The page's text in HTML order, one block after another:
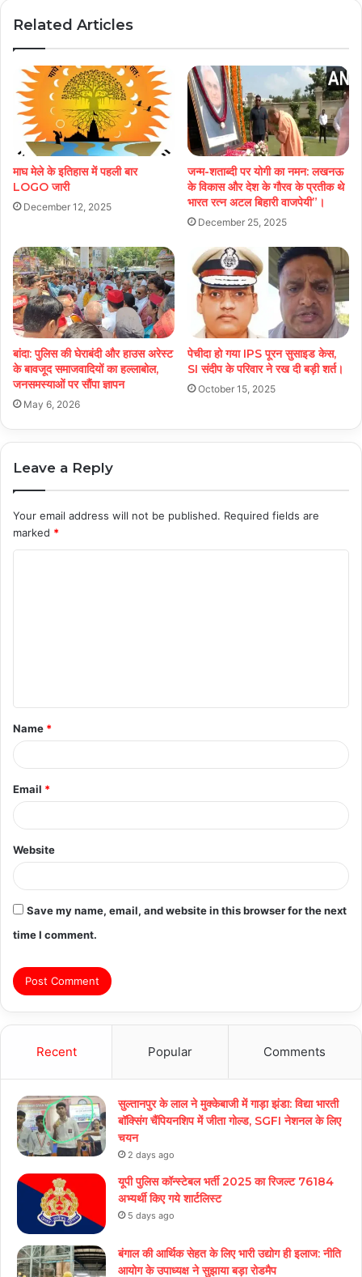
Related Articles
माघ मेले के इतिहास में पहली बार
LOGO जारी
December 12, 2025
जन्म-शताब्दी पर योगी का नमन: लखनऊ
के विकास और देश के गौरव के प्रतीक थे
भारत रत्न अटल बिहारी वाजपेयी”।
December 25, 2025
बांदा: पुलिस की घेराबंदी और हाउस अरेस्ट
के बावजूद समाजवादियों का हल्लाबोल,
जनसमस्याओं पर सौंपा ज्ञापन
May 6, 2026
पेचीदा हो गया IPS पूरन सुसाइड केस,
SI संदीप के परिवार ने रख दी बड़ी शर्त।
October 15, 2025
Leave a Reply
Your email address will not be published. Required fields are
marked *
t
*
Name *
Email *
Website
Save my name, email, and website in this browser for the next
time I comment.
Recent Popular Comments
सुल्तानपुर के लाल ने मुक्केबाजी में गाड़ा झंडा: विद्या भारती
बॉक्सिंग चैंपियनशिप में जीता गोल्ड, SGFI नेशनल के लिए
चयन
2 days ago
यूपी पुलिस कॉन्स्टेबल भर्ती 2025 का रिजल्ट 76184
अभ्यर्थी किए गये शार्टलिस्ट
5 days ago
बंगाल की आर्थिक सेहत के लिए भारी उद्योग ही इलाज: नीत‌ि
आयोग के उपाध्यक्ष ने सुझाया बड़ा रोडमैप